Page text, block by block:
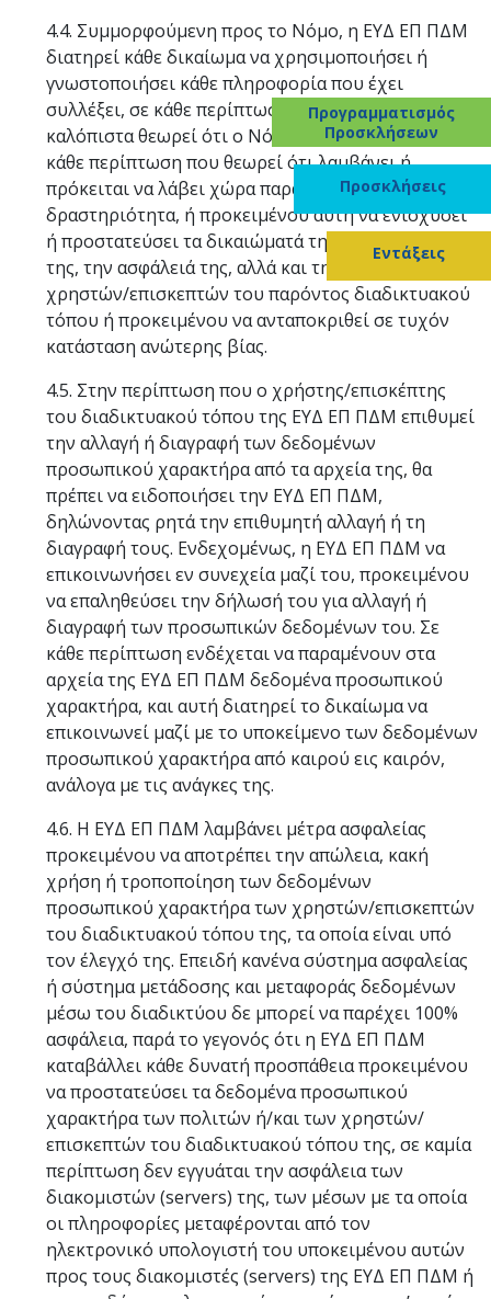
4.4. Συμμορφούμενη προς το Νόμο, η ΕΥΔ ΕΠ ΠΔΜ
διατηρεί κάθε δικαίωμα να χρησιμοποιήσει ή
γνωστοποιήσει κάθε πληροφορία που έχει
συλλέξει, σε κάθε περίπτωση κατά την οποία
καλόπιστα θεωρεί ότι ο Νόμος το απαιτεί, ή/και σε
κάθε περίπτωση που θεωρεί ότι λαμβάνει ή
πρόκειται να λάβει χώρα παράνομη
δραστηριότητα, ή προκειμένου αυτή να ενισχύσει
ή προστατεύσει τα δικαιώματά της, την περιουσία
της, την ασφάλειά της, αλλά και την ασφάλεια των
χρηστών/επισκεπτών του παρόντος διαδικτυακού
τόπου ή προκειμένου να ανταποκριθεί σε τυχόν
κατάσταση ανώτερης βίας.
4.5. Στην περίπτωση που ο χρήστης/επισκέπτης
του διαδικτυακού τόπου της ΕΥΔ ΕΠ ΠΔΜ επιθυμεί
την αλλαγή ή διαγραφή των δεδομένων
προσωπικού χαρακτήρα από τα αρχεία της, θα
πρέπει να ειδοποιήσει την ΕΥΔ ΕΠ ΠΔΜ,
δηλώνοντας ρητά την επιθυμητή αλλαγή ή τη
διαγραφή τους. Ενδεχομένως, η ΕΥΔ ΕΠ ΠΔΜ να
επικοινωνήσει εν συνεχεία μαζί του, προκειμένου
να επαληθεύσει την δήλωσή του για αλλαγή ή
διαγραφή των προσωπικών δεδομένων του. Σε
κάθε περίπτωση ενδέχεται να παραμένουν στα
αρχεία της ΕΥΔ ΕΠ ΠΔΜ δεδομένα προσωπικού
χαρακτήρα, και αυτή διατηρεί το δικαίωμα να
επικοινωνεί μαζί με το υποκείμενο των δεδομένων
προσωπικού χαρακτήρα από καιρού εις καιρόν,
ανάλογα με τις ανάγκες της.
4.6. Η ΕΥΔ ΕΠ ΠΔΜ λαμβάνει μέτρα ασφαλείας
προκειμένου να αποτρέπει την απώλεια, κακή
χρήση ή τροποποίηση των δεδομένων
προσωπικού χαρακτήρα των χρηστών/επισκεπτών
του διαδικτυακού τόπου της, τα οποία είναι υπό
τον έλεγχό της. Επειδή κανένα σύστημα ασφαλείας
ή σύστημα μετάδοσης και μεταφοράς δεδομένων
μέσω του διαδικτύου δε μπορεί να παρέχει 100%
ασφάλεια, παρά το γεγονός ότι η ΕΥΔ ΕΠ ΠΔΜ
καταβάλλει κάθε δυνατή προσπάθεια προκειμένου
να προστατεύσει τα δεδομένα προσωπικού
χαρακτήρα των πολιτών ή/και των χρηστών/
επισκεπτών του διαδικτυακού τόπου της, σε καμία
περίπτωση δεν εγγυάται την ασφάλεια των
διακομιστών (servers) της, των μέσων με τα οποία
οι πληροφορίες μεταφέρονται από τον
ηλεκτρονικό υπολογιστή του υποκειμένου αυτών
προς τους διακομιστές (servers) της ΕΥΔ ΕΠ ΠΔΜ ή
Προγραμματισμός
Προσκλήσεων
Προσκλήσεις
Εντάξεις